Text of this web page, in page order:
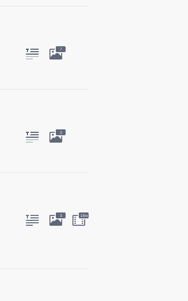
7
3
3 16м